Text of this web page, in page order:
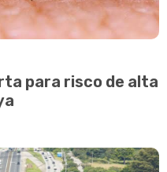
para risco de alta